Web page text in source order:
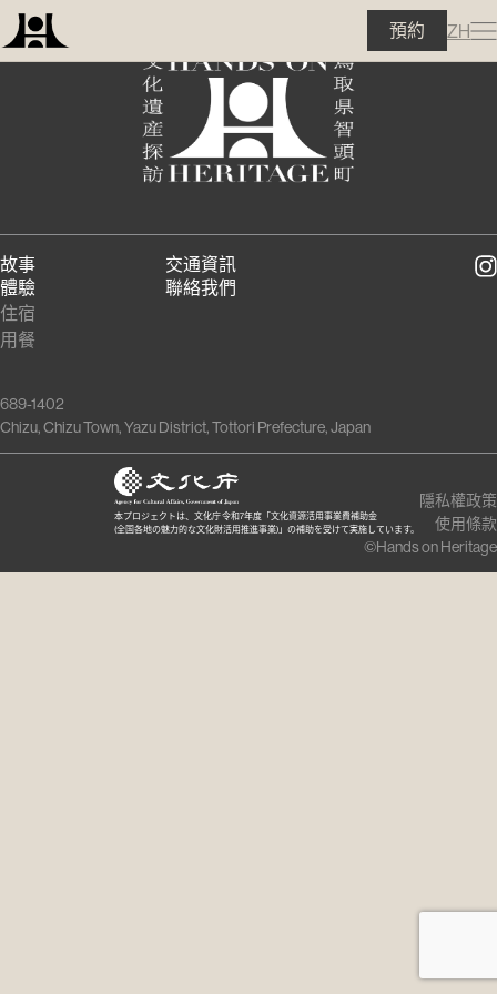
預約 ZH
故事
體驗
住宿
用餐
交通資訊
聯絡我們
689-1402
Chizu, Chizu Town, Yazu District, Tottori Prefecture, Japan
本プロジェクトは、文化庁 令和7年度「文化資源活用事業費補助金
(全国各地の魅力的な文化財活用推進事業)」の補助を受けて実施しています。
隱私權政策
使用條款
©Hands on Heritage